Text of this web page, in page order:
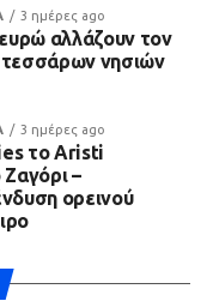
3 ημέρες ago
αλλάζουν τον
τεσσάρων νησιών
3 ημέρες ago
το Aristi
–
ορεινού